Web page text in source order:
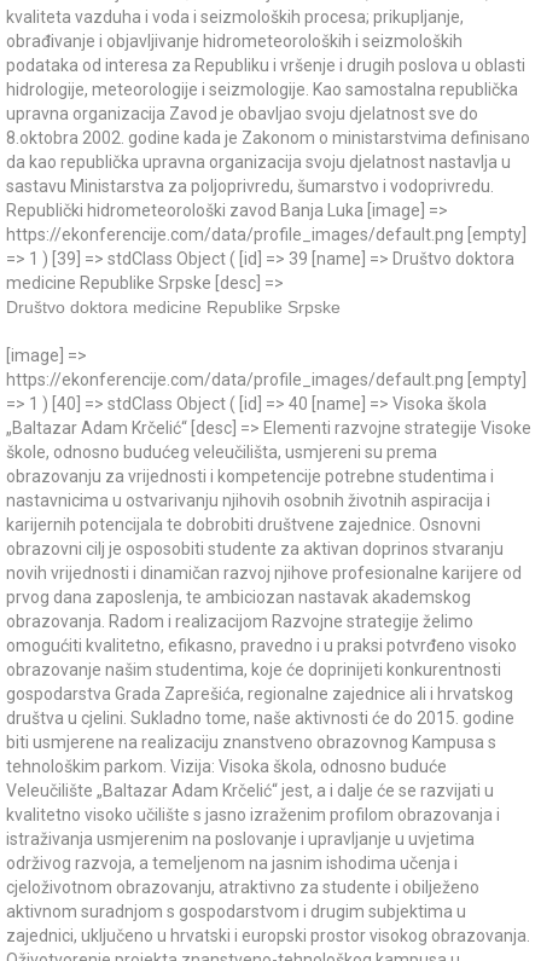
kvaliteta vazduha i voda i seizmoloških procesa; prikupljanje,
obrađivanje i objavljivanje hidrometeoroloških i seizmoloških
podataka od interesa za Republiku i vršenje i drugih poslova u oblasti
hidrologije, meteorologije i seizmologije. Kao samostalna republička
upravna organizacija Zavod je obavljao svoju djelatnost sve do
8.oktobra 2002. godine kada je Zakonom o ministarstvima definisano
da kao republička upravna organizacija svoju djelatnost nastavlja u
sastavu Ministarstva za poljoprivredu, šumarstvo i vodoprivredu.
Republički hidrometeorološki zavod Banja Luka [image] =>
https://ekonferencije.com/data/profile_images/default.png [empty]
=> 1 ) [39] => stdClass Object ( [id] => 39 [name] => Društvo doktora
medicine Republike Srpske [desc] =>
Društvo doktora medicine Republike Srpske
[image] =>
https://ekonferencije.com/data/profile_images/default.png [empty]
=> 1 ) [40] => stdClass Object ( [id] => 40 [name] => Visoka škola
„Baltazar Adam Krčelić“ [desc] => Elementi razvojne strategije Visoke
škole, odnosno budućeg veleučilišta, usmjereni su prema
obrazovanju za vrijednosti i kompetencije potrebne studentima i
nastavnicima u ostvarivanju njihovih osobnih životnih aspiracija i
karijernih potencijala te dobrobiti društvene zajednice. Osnovni
obrazovni cilj je osposobiti studente za aktivan doprinos stvaranju
novih vrijednosti i dinamičan razvoj njihove profesionalne karijere od
prvog dana zaposlenja, te ambiciozan nastavak akademskog
obrazovanja. Radom i realizacijom Razvojne strategije želimo
omogućiti kvalitetno, efikasno, pravedno i u praksi potvrđeno visoko
obrazovanje našim studentima, koje će doprinijeti konkurentnosti
gospodarstva Grada Zaprešića, regionalne zajednice ali i hrvatskog
društva u cjelini. Sukladno tome, naše aktivnosti će do 2015. godine
biti usmjerene na realizaciju znanstveno obrazovnog Kampusa s
tehnološkim parkom. Vizija: Visoka škola, odnosno buduće
Veleučilište „Baltazar Adam Krčelić“ jest, a i dalje će se razvijati u
kvalitetno visoko učilište s jasno izraženim profilom obrazovanja i
istraživanja usmjerenim na poslovanje i upravljanje u uvjetima
održivog razvoja, a temeljenom na jasnim ishodima učenja i
cjeloživotnom obrazovanju, atraktivno za studente i obilježeno
aktivnom suradnjom s gospodarstvom i drugim subjektima u
zajednici, uključeno u hrvatski i europski prostor visokog obrazovanja.